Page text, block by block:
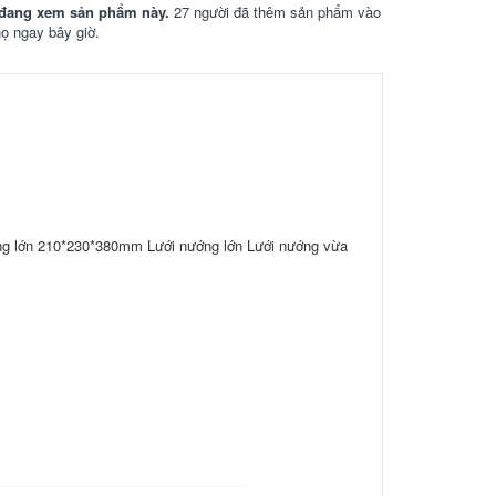
xem sản phẩm này. 27 người đã thêm sản phẩm vào
ngay bây giờ.
lớn 210*230*380mm Lưới nướng lớn Lưới nướng vừa